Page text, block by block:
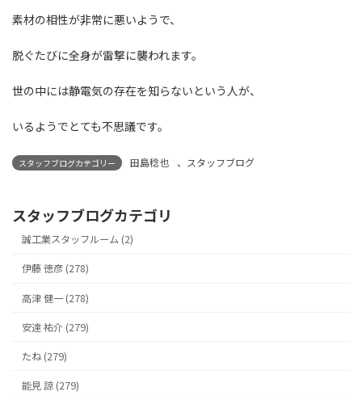
素材の相性が非常に悪いようで、
脱ぐたびに全身が雷撃に襲われます。
世の中には静電気の存在を知らないという人が、
いるようでとても不思議です。
スタッフブログカテゴリー 田島稔也 、 スタッフブログ
スタッフブログカテゴリ
誠工業スタッフルーム (2)
伊藤 徳彦 (278)
高津 健一 (278)
安達 祐介 (279)
たね (279)
能見 諒 (279)